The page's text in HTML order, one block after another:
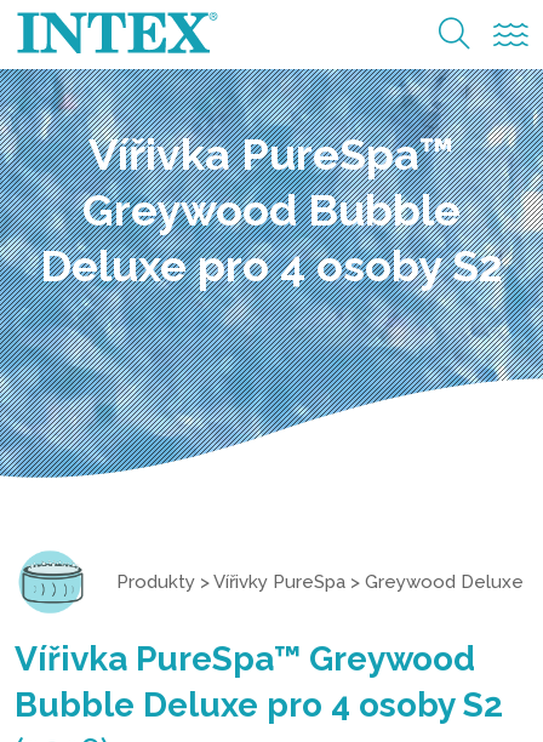
Vířivka PureSpa™
Greywood Bubble
Deluxe pro 4 osoby S2
Produkty >Vířivky PureSpa > Greywood Deluxe
Vířivka PureSpa™ Greywood
Bubble Deluxe pro 4 osoby S2